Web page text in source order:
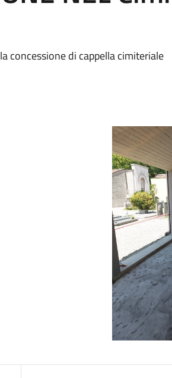
concessione di cappella cimiteriale